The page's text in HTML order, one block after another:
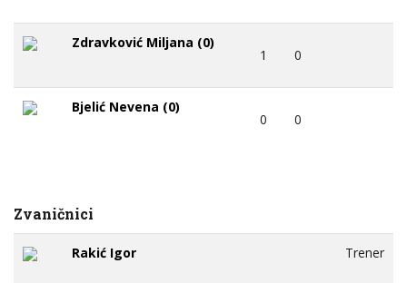
Zdravković Miljana (0)
1 0
Bjelić Nevena (0)
0 0
Zvaničnici
Rakić Igor Trener